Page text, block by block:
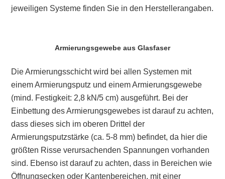
jeweiligen Systeme finden Sie in den Herstellerangaben.
Armierungsgewebe aus Glasfaser
DieArmierungsschichtwird bei allen Systemen mit
einem Armierungsputz und einem Armierungsgewebe
(mind. Festigkeit: 2,8 kN/5 cm) ausgeführt. Bei der
Einbettung des Armierungsgewebes ist darauf zu achten,
dass dieses sich im oberen Drittel der
Armierungsputzstärke (ca. 5-8 mm) befindet, da hier die
größten Risse verursachenden Spannungen vorhanden
sind. Ebenso ist darauf zu achten, dass in Bereichen wie
Öffnungsecken oder Kantenbereichen, mit einer